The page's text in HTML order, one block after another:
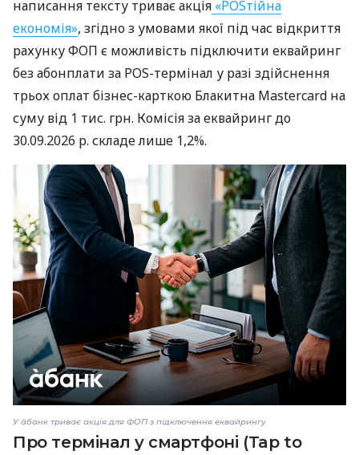
написання тексту триває акція «POSтійна
економія», згідно з умовами якої під час відкриття
рахунку ФОП є можливість підключити еквайринг
без абонплати за POS-термінал у разі здійснення
трьох оплат бізнес-карткою Блакитна Mastercard на
суму від 1 тис. грн. Комісія за еквайринг до
30.09.2026 р. складе лише 1,2%.
У àбанк триває акція для ФОП з підключення еквайрингу
Про термінал у смартфоні (Tap to